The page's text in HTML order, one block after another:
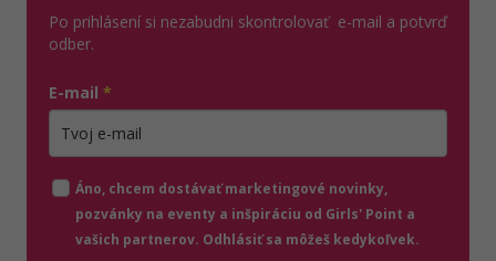
Po prihlásení si nezabudni skontrolovať e-mail a potvrď
odber.
E-mail *
Áno, chcem dostávať marketingové novinky,
pozvánky na eventy a inšpiráciu od Girls' Point a
vašich partnerov. Odhlásiť sa môžeš kedykoľvek.